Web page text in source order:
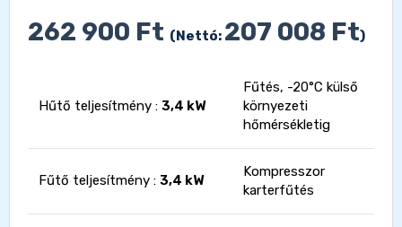
262 900 Ft (Nettó: 207 008 Ft)
Hűtő teljesítmény : 3,4 kW
Fűtés, -20°C külső
környezeti
hőmérsékletig
Fűtő teljesítmény : 3,4 kW
Kompresszor
karterfűtés